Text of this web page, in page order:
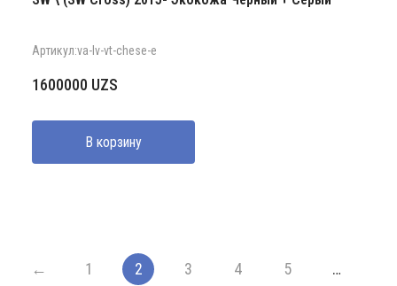
Артикул:va-lv-vt-chese-e
1600000 UZS
В корзину
← 1 2 3 4 5 …